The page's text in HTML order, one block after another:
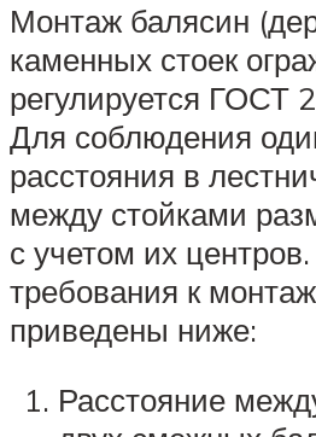
Монтаж балясин
каменных стоек
регулируется ГОСТ
Для соблюдения
расстояния в
между стойками
с учетом их
требования к
приведены ниже:
Расстояние